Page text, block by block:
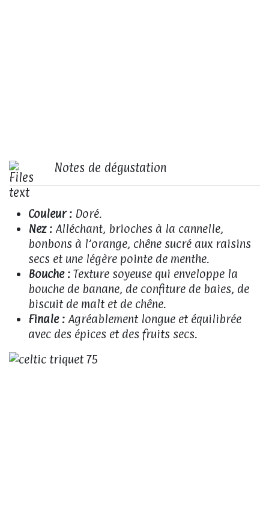
Notes de dégustation
Couleur : Doré.
Nez : Alléchant, brioches à la cannelle,
bonbons à l’orange, chêne sucré aux raisins
secs et une légère pointe de menthe.
Bouche : Texture soyeuse qui enveloppe la
bouche de banane, de confiture de baies, de
biscuit de malt et de chêne.
Finale : Agréablement longue et équilibrée
avec des épices et des fruits secs.